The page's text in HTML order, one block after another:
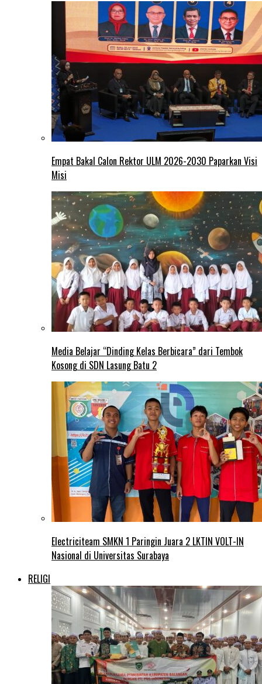
Empat Bakal Calon Rektor ULM 2026-2030 Paparkan Visi
Misi
Media Belajar “Dinding Kelas Berbicara” dari Tembok
Kosong di SDN Lasung Batu 2
Electriciteam SMKN 1 Paringin Juara 2 LKTIN VOLT-IN
Nasional di Universitas Surabaya
RELIGI